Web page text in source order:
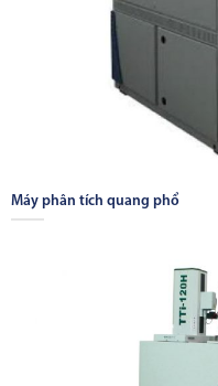
Máy phân tích quang phổ